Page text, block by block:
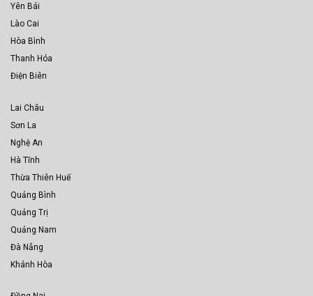
Yên Bái
Lào Cai
Hòa Bình
Thanh Hóa
Điện Biên
Lai Châu
Sơn La
Nghệ An
Hà Tĩnh
Thừa Thiên Huế
Quảng Bình
Quảng Trị
Quảng Nam
Đà Nẵng
Khánh Hòa